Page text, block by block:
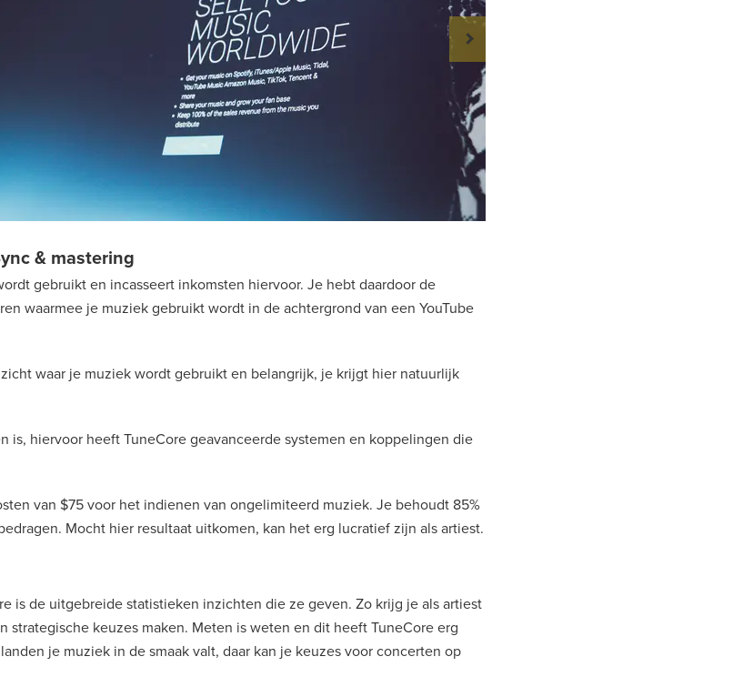
& mastering
gebruikt en incasseert inkomsten hiervoor. Je hebt daardoor de
waarmee je muziek gebruikt wordt in de achtergrond van een YouTube
waar je muziek wordt gebruikt en belangrijk, je krijgt hier natuurlijk
is, hiervoor heeft TuneCore geavanceerde systemen en koppelingen die
van $75 voor het indienen van ongelimiteerd muziek. Je behoudt 85%
Mocht hier resultaat uitkomen, kan het erg lucratief zijn als artiest.
is de uitgebreide statistieken inzichten die ze geven. Zo krijg je als artiest
strategische keuzes maken. Meten is weten en dit heeft TuneCore erg
je muziek in de smaak valt, daar kan je keuzes voor concerten op